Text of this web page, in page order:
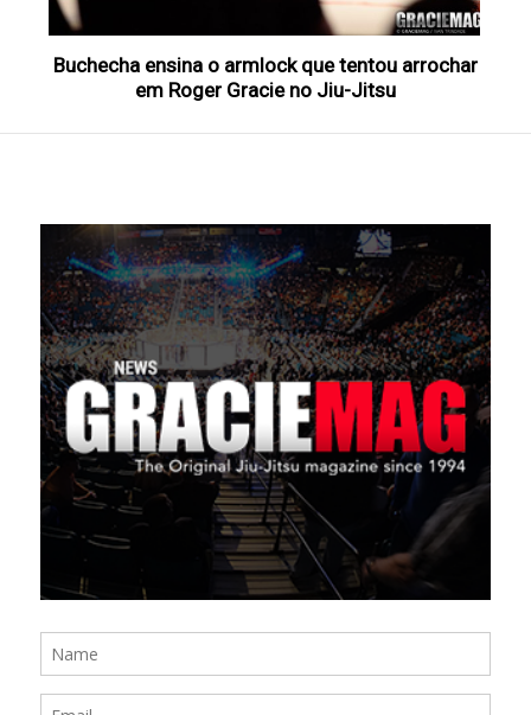
Buchecha ensina o armlock que tentou arrochar
em Roger Gracie no Jiu-Jitsu